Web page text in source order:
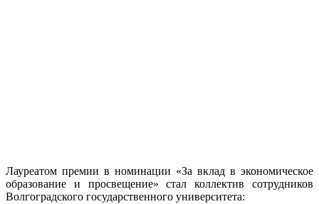
Лауреатом премии в номинации «За вклад в экономическое
образование и просвещение» стал коллектив сотрудников
Волгоградского государственного университета: